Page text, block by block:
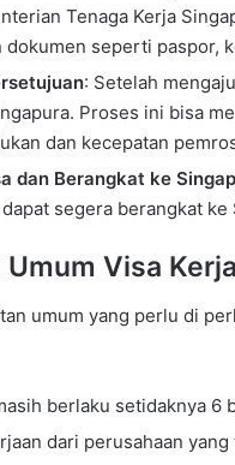
Tenaga Kerja
dokumen seperti paspor,
: Setelah
Proses ini bisa
dan kecepatan
dan Berangkat ke
segera berangkat
Visa
umum yang perlu di
berlaku setidaknya 6
dari perusahaan